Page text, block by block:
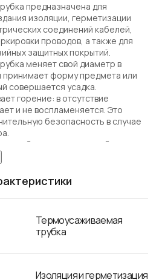
предназначена для
изоляции, герметизации
соединений кабелей,
проводов, а также для
защитных покрытий.
меняет свой диаметр в
принимает форму предмета или
совершается усадка.
горение: в отсутствие
и не воспламеняется. Это
безопасность в случае
работы по усадке трубок с
электромонтажных фенов и
– 7 лет. Гарантийный
при разрыве: не менее 200%.
не менее 19,7 кВ/мм.
Термоусаживаемая
трубка
Изоляция и герметизация